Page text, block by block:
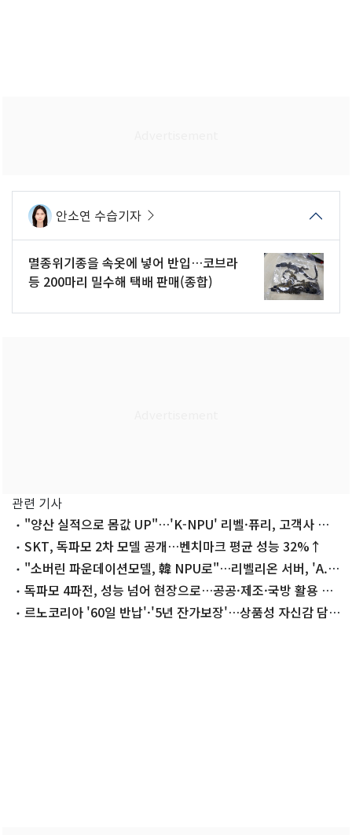
안소연 수습기자
멸종위기종을 속옷에 넣어 반입…코브라
등 200마리 밀수해 택배 판매(종합)
관련 기사
"양산 실적으로 몸값 UP"…'K-NPU' 리벨·퓨리, 고객사 확
보 시험대
SKT, 독파모 2차 모델 공개…벤치마크 평균 성능 32%↑
"소버린 파운데이션모델, 韓 NPU로"…리벨리온 서버, 'A.X
K1' 구동
독파모 4파전, 성능 넘어 현장으로…공공·제조·국방 활용 확
대 르노코리아 '60일 반납'·'5년 잔가보장'…상품성 자신감 담았